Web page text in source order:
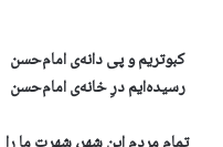
کبوتریم و پی دانه‌ی امام‌حسن
رسیده‌ایم درِ خانه‌ی امام‌حسن